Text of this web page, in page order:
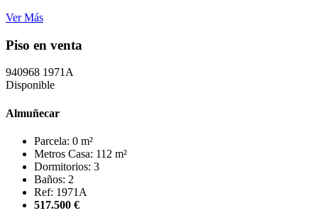
Ver Más
Piso en venta
940968 1971A
Disponible
Almuñecar
Parcela: 0 m²
Metros Casa: 112 m²
Dormitorios: 3
Baños: 2
Ref: 1971A
517.500 €